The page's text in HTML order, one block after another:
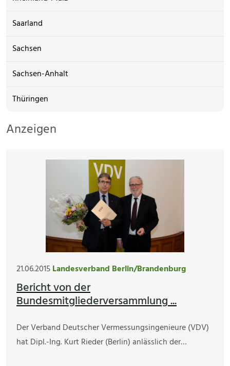
Saarland
Sachsen
Sachsen-Anhalt
Thüringen
Anzeigen
21.06.2015Landesverband Berlin/Brandenburg
Bericht von der
Bundesmitgliederversammlung ...
Der Verband Deutscher Vermessungsingenieure (VDV)
hat Dipl.-Ing. Kurt Rieder (Berlin) anlässlich der…